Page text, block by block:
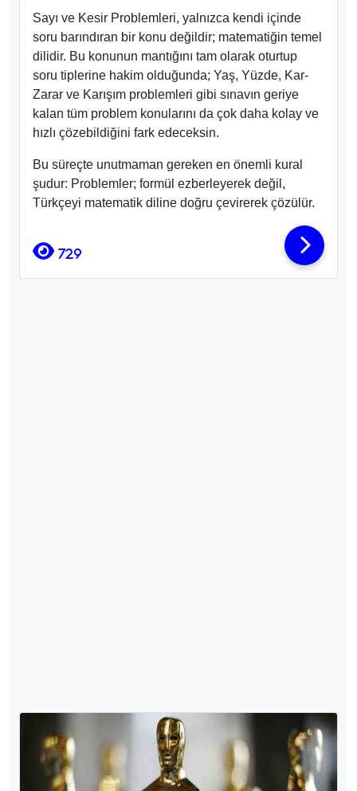
Sayı ve Kesir Problemleri, yalnızca kendi içinde
soru barındıran bir konu değildir; matematiğin temel
dilidir. Bu konunun mantığını tam olarak oturtup
soru tiplerine hakim olduğunda; Yaş, Yüzde, Kar-
Zarar ve Karışım problemleri gibi sınavın geriye
kalan tüm problem konularını da çok daha kolay ve
hızlı çözebildiğini fark edeceksin.
Bu süreçte unutmaman gereken en önemli kural
şudur: Problemler; formül ezberleyerek değil,
Türkçeyi matematik diline doğru çevirerek çözülür.
729